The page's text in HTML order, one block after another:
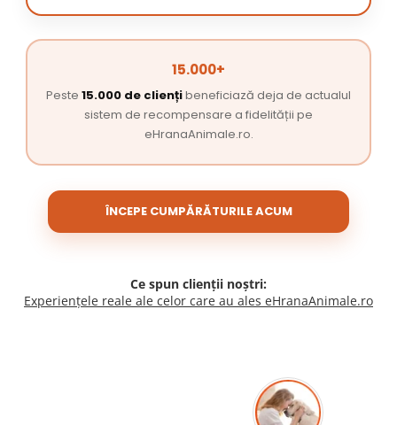
15.000+
Peste 15.000 de cliențibeneficiază deja de actualul
sistem de recompensare a fidelității pe
eHranaAnimale.ro.
ÎNCEPE CUMPĂRĂTURILE ACUM
Ce spun clienții noștri:
Experiențele reale ale celor care au ales eHranaAnimale.ro